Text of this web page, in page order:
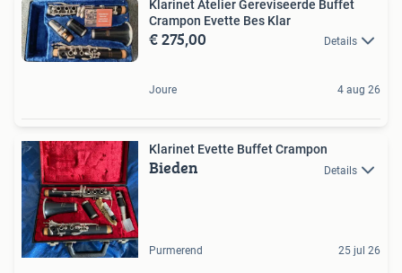
Klarinet Atelier Gereviseerde Buffet
Crampon Evette Bes Klar
€ 275,00 Details
Joure 4 aug 26
Klarinet Evette Buffet Crampon
Bieden Details
Purmerend 25 jul 26